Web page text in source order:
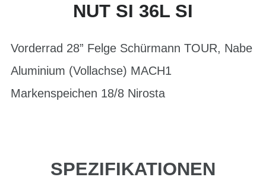
NUT SI 36L SI
Vorderrad 28” Felge Schürmann TOUR, Nabe
Aluminium (Vollachse) MACH1
Markenspeichen 18/8 Nirosta
SPEZIFIKATIONEN